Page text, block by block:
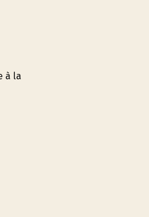
à la